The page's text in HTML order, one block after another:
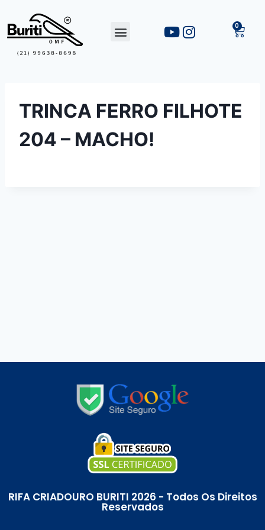
TRINCA FERRO FILHOTE
204 – MACHO!
RIFA CRIADOURO BURITI 2026 - Todos Os Direitos
Reservados